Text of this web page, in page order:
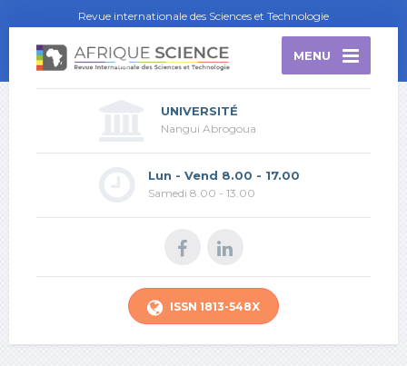
Revue internationale des Sciences et Technologie
MENU
UNIVERSITÉ
Nangui Abrogoua
Lun - Vend 8.00 - 17.00
Samedi 8.00 - 13.00
ISSN 1813-548X